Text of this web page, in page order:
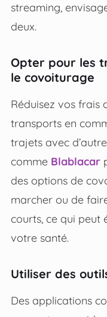
streaming,
deux.
Opter pour les
le covoiturage
Réduisez vos frais
transports en
trajets avec
comme Blablacar
des options de
marcher ou de
courts, ce qui peut
votre santé.
Utiliser des
Des applications